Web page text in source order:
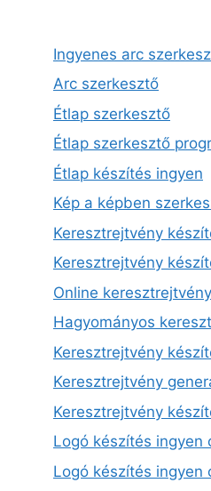
Ingyenes arc
Arc szerkesztő
Étlap szerkesztő
Étlap szerkesztő
Étlap készítés ingyen
Kép a képben
Keresztrejtvény
Keresztrejtvény
Online
Hagyományos
Keresztrejtvény
Keresztrejtvény
Keresztrejtvény
Logó készítés ingyen
Logó készítés ingyen